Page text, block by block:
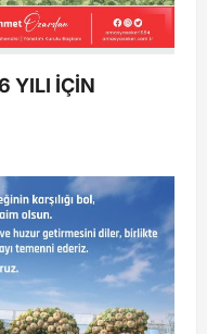
YILI İÇİN